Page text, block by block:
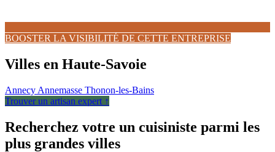
BOOSTER LA VISIBILITÉ DE CETTE ENTREPRISE
Villes en Haute-Savoie
Annecy Annemasse Thonon-les-Bains
Trouver un artisan expert ↑
Recherchez votre un cuisiniste parmi les
plus grandes villes